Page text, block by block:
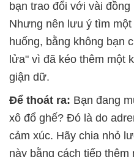
bạn trao đổi với vài
Nhưng nên lưu ý tìm
huống, bằng không bạn
lửa" vì đã kéo thêm một
giận dữ.
Để thoát ra: Bạn đang
xô đổ ghế? Đó là do
cảm xúc. Hãy chia nhỏ
này bằng cách tiếp